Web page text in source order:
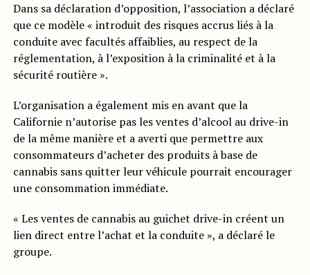
Dans sa déclaration d’opposition, l’association a déclaré
que ce modèle « introduit des risques accrus liés à la
conduite avec facultés affaiblies, au respect de la
réglementation, à l’exposition à la criminalité et à la
sécurité routière ».
L’organisation a également mis en avant que la
Californie n’autorise pas les ventes d’alcool au drive-in
de la même manière et a averti que permettre aux
consommateurs d’acheter des produits à base de
cannabis sans quitter leur véhicule pourrait encourager
une consommation immédiate.
« Les ventes de cannabis au guichet drive-in créent un
lien direct entre l’achat et la conduite », a déclaré le
groupe.